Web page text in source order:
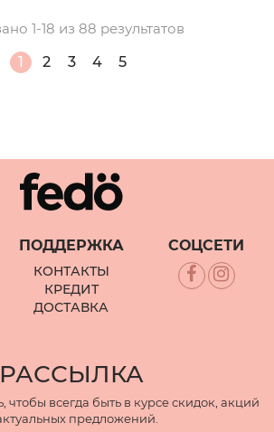
1-18 из 88 результатов
1
2 3 4 5
ПОДДЕРЖКА
КОНТАКТЫ
КРЕДИТ
ДОСТАВКА
СОЦСЕТИ
РАССЫЛКА
чтобы всегда быть в курсе скидок, акций
предложений.